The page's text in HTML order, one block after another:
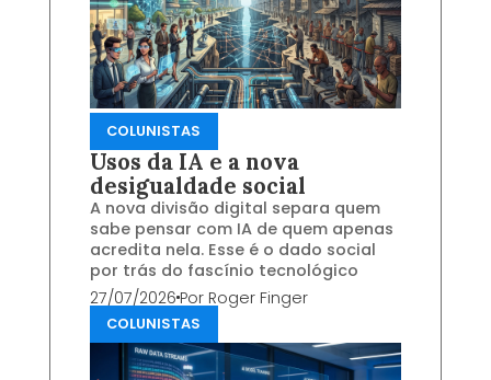
COLUNISTAS
Usos da IA e a nova
desigualdade social
A nova divisão digital separa quem
sabe pensar com IA de quem apenas
acredita nela. Esse é o dado social
por trás do fascínio tecnológico
27/07/2026Por Roger Finger
COLUNISTAS